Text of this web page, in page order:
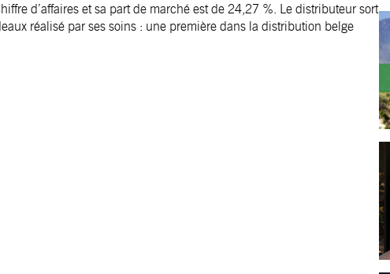
d’affaires et sa part de marché est de 24,27 %. Le distributeur sort
réalisé par ses soins : une première dans la distribution belge